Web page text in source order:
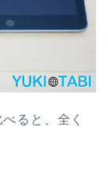
ると、全く